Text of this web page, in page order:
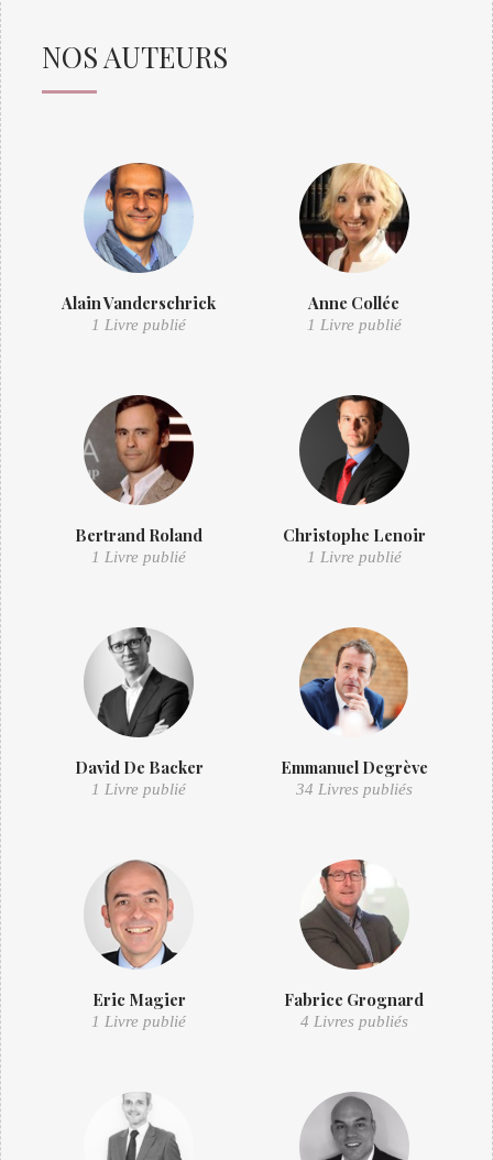
NOS AUTEURS
Alain Vanderschrick
1 Livre publié
Anne Collée
1 Livre publié
Bertrand Roland
1 Livre publié
Christophe Lenoir
1 Livre publié
David De Backer
1 Livre publié
Emmanuel Degrève
34 Livres publiés
Eric Magier
1 Livre publié
Fabrice Grognard
4 Livres publiés